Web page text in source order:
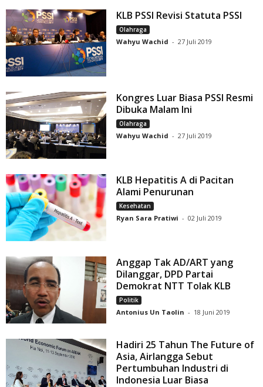
KLB PSSI Revisi Statuta PSSI
Olahraga
Wahyu Wachid - 27 Juli 2019
Kongres Luar Biasa PSSI Resmi
Dibuka Malam Ini
Olahraga
Wahyu Wachid - 27 Juli 2019
KLB Hepatitis A di Pacitan
Alami Penurunan
Kesehatan
Ryan Sara Pratiwi - 02 Juli 2019
Anggap Tak AD/ART yang
Dilanggar, DPD Partai
Demokrat NTT Tolak KLB
Politik
Antonius Un Taolin - 18 Juni 2019
Hadiri 25 Tahun The Future of
Asia, Airlangga Sebut
Pertumbuhan Industri di
Indonesia Luar Biasa